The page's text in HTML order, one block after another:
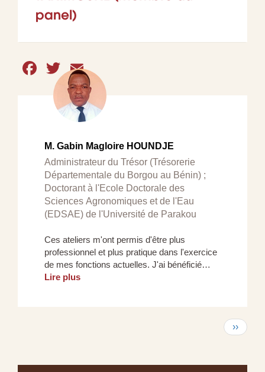
panel)
Facebook
Twitter
Email
M. Gabin Magloire HOUNDJE
Administrateur du Trésor (Trésorerie
Départementale du Borgou au Bénin) ;
Doctorant à l'Ecole Doctorale des
Sciences Agronomiques et de l'Eau
(EDSAE) de l'Université de Parakou
Ces ateliers m'ont permis d'être plus
professionnel et plus pratique dans l'exercice
de mes fonctions actuelles. J'ai bénéficié…
Lire plus
Page
››